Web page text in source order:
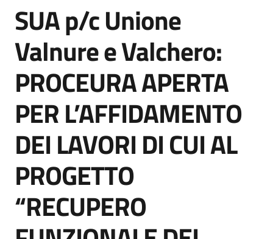
acquisto
Supporto
Piattaforme
telematiche
English
site
Salta al contenuto
SUA p/c Unione
Valnure e Valchero:
PROCEURA APERTA
PER L’AFFIDAMENTO
DEI LAVORI DI CUI AL
PROGETTO
“RECUPERO